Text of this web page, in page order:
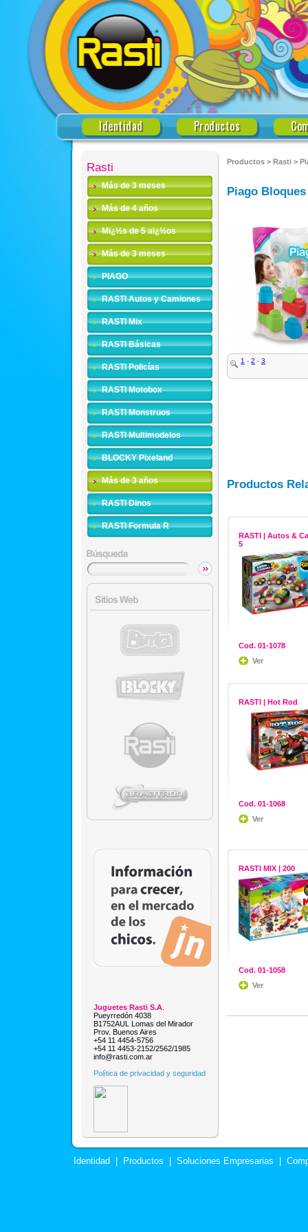
Identidad Productos
Rasti
Más de 3 meses
Más de 4 años
Mï¿½s de 5 aï¿½os
Más de 3 meses
PIAGO
RASTI Autos y Camiones
RASTI Mix
RASTI Básicas
RASTI Policías
RASTI Motobox
RASTI Monstruos
RASTI Multimodelos
BLOCKY Pixeland
Más de 3 años
RASTI Dinos
RASTI Formula R
Juguetes Rasti S.A
Pueyrredón 4038
B1752AUL Lomas del Mirador
Prov. Buenos Aires
+54 11 4454-5756
+54 11 4453-2152/2562/1985
info@rasti.com.ar
Política de privacidad y seguridad
Productos > Rasti >
Piago
1 - 2 - 3
Productos
RASTI | Autos &
5
Cod. 01-1078
Ver
RASTI | Hot Rod
Cod. 01-1068
Ver
RASTI MIX | 200
Cod. 01-1058
Ver
Identidad Productos Soluciones Empresarias